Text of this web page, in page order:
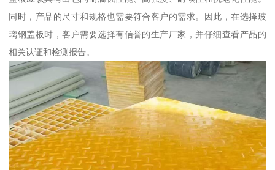
同时，产品的尺寸和规格也需要符合客户的需求。因此，在选择玻
璃钢盖板时，客户需要选择有信誉的生产厂家，并仔细查看产品的
相关认证和检测报告。